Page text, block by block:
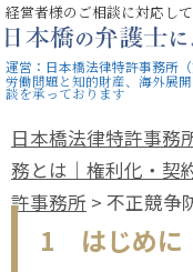
経営者様のご相談に対応して
運営：日本橋法律特許事務所
労働問題と知的財産、海外展
談を承っております
日本橋法律特許事務
務とは｜権利化・契
許事務所 > 不正競争
1 はじめに